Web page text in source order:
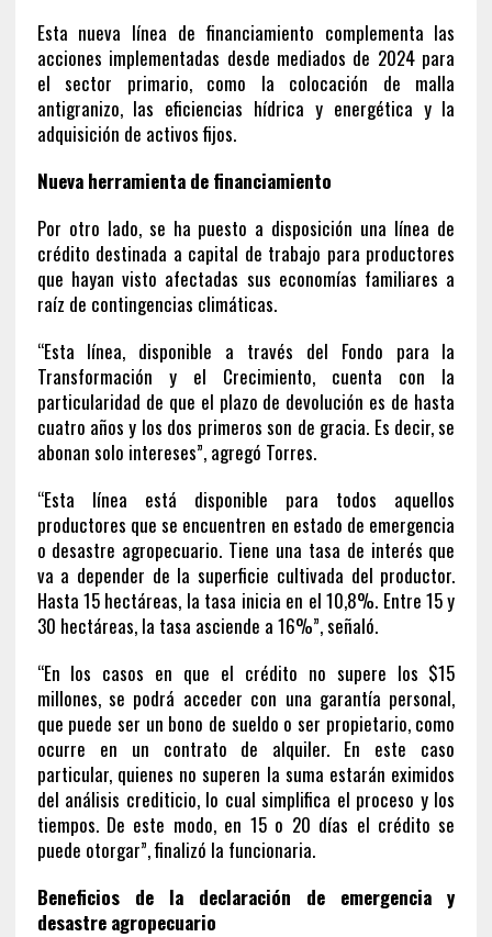
Esta nueva línea de financiamiento complementa las
acciones implementadas desde mediados de 2024 para
el sector primario, como la colocación de malla
antigranizo, las eficiencias hídrica y energética y la
adquisición de activos fijos.
Nueva herramienta de financiamiento
Por otro lado, se ha puesto a disposición una línea de
crédito destinada a capital de trabajo para productores
que hayan visto afectadas sus economías familiares a
raíz de contingencias climáticas.
“Esta línea, disponible a través del Fondo para la
Transformación y el Crecimiento, cuenta con la
particularidad de que el plazo de devolución es de hasta
cuatro años y los dos primeros son de gracia. Es decir, se
abonan solo intereses”, agregó Torres.
“Esta línea está disponible para todos aquellos
productores que se encuentren en estado de emergencia
o desastre agropecuario. Tiene una tasa de interés que
va a depender de la superficie cultivada del productor.
Hasta 15 hectáreas, la tasa inicia en el 10,8%. Entre 15 y
30 hectáreas, la tasa asciende a 16%”, señaló.
“En los casos en que el crédito no supere los $15
millones, se podrá acceder con una garantía personal,
que puede ser un bono de sueldo o ser propietario, como
ocurre en un contrato de alquiler. En este caso
particular, quienes no superen la suma estarán eximidos
del análisis crediticio, lo cual simplifica el proceso y los
tiempos. De este modo, en 15 o 20 días el crédito se
puede otorgar”, finalizó la funcionaria.
Beneficios de la declaración de emergencia y
desastre agropecuario